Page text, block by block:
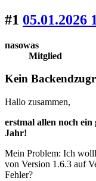
#1 05.01.2026
nasowas
Mitglied
Kein
Hallo zusammen,
erstmal allen noch ein
Jahr!
Mein Problem: Ich
von Version 1.6.3 auf
Fehler?